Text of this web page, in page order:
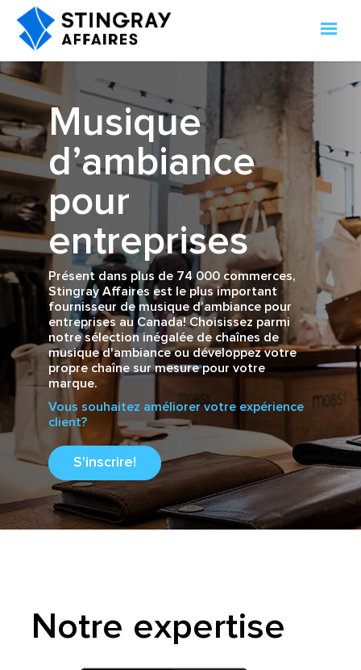
Musique
d’ambiance
pour
entreprises
Présent dans plus de 74 000 commerces,
Stingray Affaires est le plus important
fournisseur de musique d’ambiance pour
entreprises au Canada! Choisissez parmi
notre sélection inégalée de chaînes de
musique d'ambiance ou développez votre
propre chaîne sur mesure pour votre
marque.
Vous souhaitez améliorer votre expérience
client?
S'inscrire!
Notre expertise